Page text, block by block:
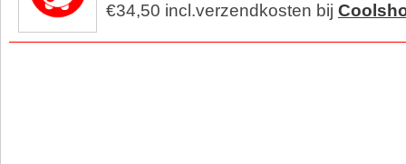
€34,50 incl.verzendkosten bij